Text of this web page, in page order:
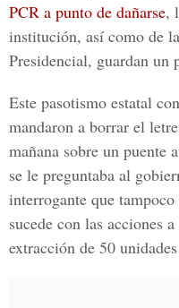
PCR a punto de dañarse,
institución, así como de
Presidencial, guardan un
Este pasotismo estatal
mandaron a borrar el
mañana sobre un puente
se le preguntaba al
interrogante que
sucede con las acciones
extracción de 50